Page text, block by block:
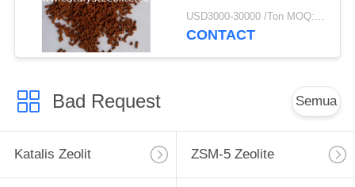
USD3000-30000 /Ton MOQ:1 KG
CONTACT
Bad Request Semua
Katalis Zeolit ZSM-5 Zeolite